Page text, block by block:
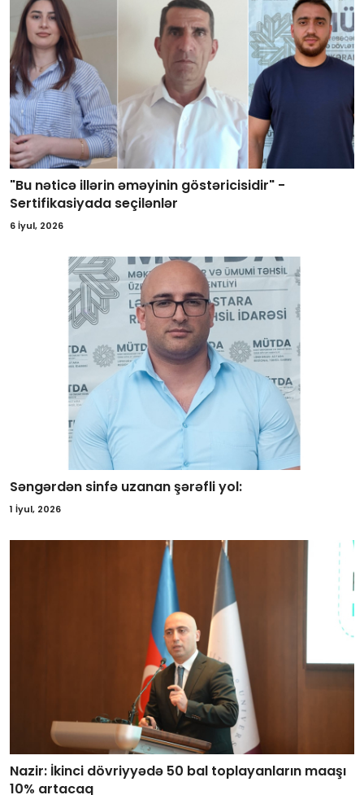
"Bu nəticə illərin əməyinin göstəricisidir" -
Sertifikasiyada seçilənlər
6 İyul, 2026
Səngərdən sinfə uzanan şərəfli yol:
1 İyul, 2026
Nazir: İkinci dövriyyədə 50 bal toplayanların maaşı
10% artacaq